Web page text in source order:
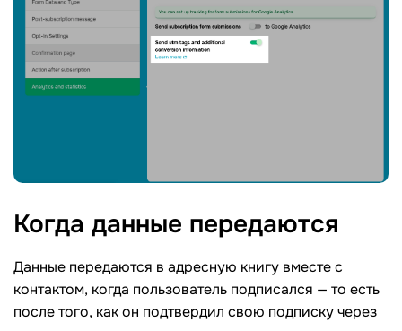
Когда данные передаются
Данные передаются в адресную книгу вместе с
контактом, когда пользователь подписался — то есть
после того, как он подтвердил свою подписку через